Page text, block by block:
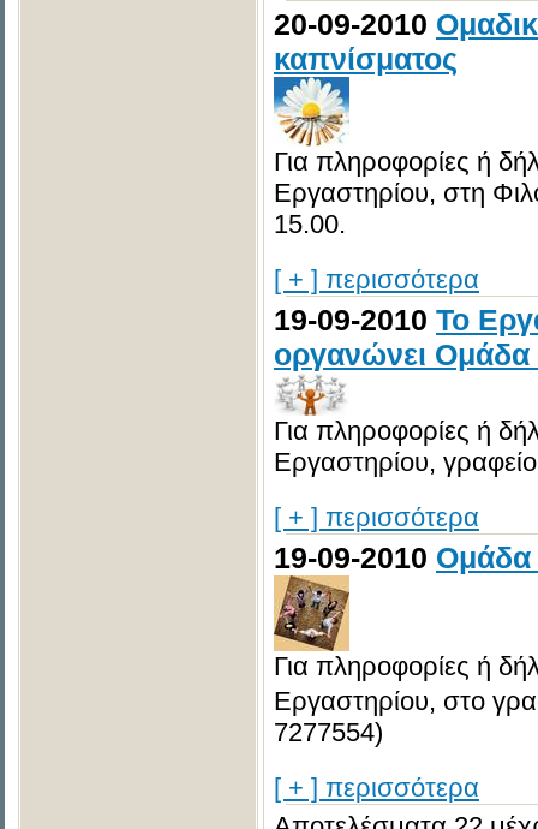
20-09-2010
καπνίσματος
Για πληροφορίες ή
Εργαστηρίου, στη
15.00.
[ + ] περισσότερα
19-09-2010 Το
οργανώνει Ομάδα
Για πληροφορίες ή
Εργαστηρίου,
[ + ] περισσότερα
19-09-2010 Ομάδα
Για πληροφορίες ή
Εργαστηρίου, στο
7277554)
[ + ] περισσότερα